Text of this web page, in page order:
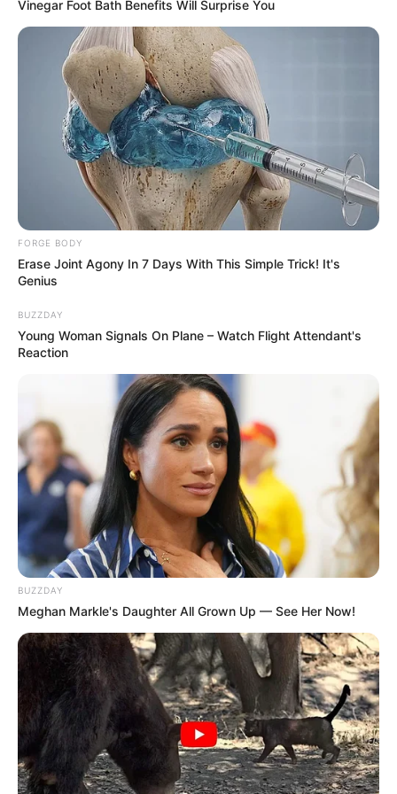
Vinegar Foot Bath Benefits Will Surprise You
FORGE BODY
Erase Joint Agony In 7 Days With This Simple Trick! It's
Genius
BUZZDAY
Young Woman Signals On Plane – Watch Flight Attendant's
Reaction
BUZZDAY
Meghan Markle's Daughter All Grown Up — See Her Now!